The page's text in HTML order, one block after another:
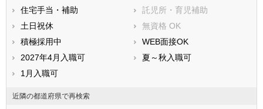
住宅手当・補助
託児所・育児補助
土日祝休
無資格 OK
積極採用中
WEB面接OK
2027年4月入職可
夏～秋入職可
1月入職可
近隣の都道府県で再検索